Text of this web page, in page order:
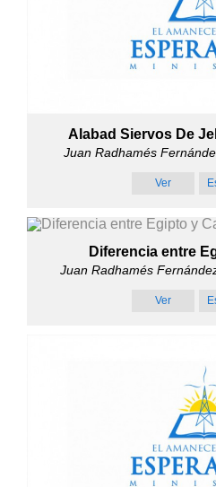
Alabad Siervos De
Juan Radhamés
Ver
Diferencia entre
Juan Radhamés
Ver